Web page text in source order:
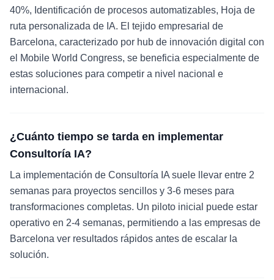
40%, Identificación de procesos automatizables, Hoja de
ruta personalizada de IA. El tejido empresarial de
Barcelona, caracterizado por hub de innovación digital con
el Mobile World Congress, se beneficia especialmente de
estas soluciones para competir a nivel nacional e
internacional.
¿Cuánto tiempo se tarda en implementar
Consultoría IA?
La implementación de Consultoría IA suele llevar entre 2
semanas para proyectos sencillos y 3-6 meses para
transformaciones completas. Un piloto inicial puede estar
operativo en 2-4 semanas, permitiendo a las empresas de
Barcelona ver resultados rápidos antes de escalar la
solución.